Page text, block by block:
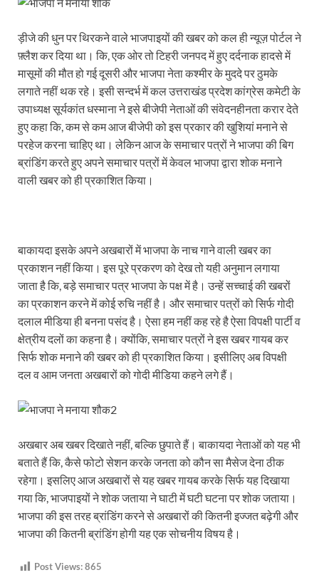
ड़ीजे की धुन पर थिरकने वाले भाजपाइयों की खबर को कल ही न्यूज़ पोर्टल ने
फ़्लैश कर दिया था। कि, एक ओर तो टिहरी जनपद में हुए दर्दनाक हादसे में
मासूमों की मौत हो गई दूसरी और भाजपा नेता कश्मीर के मुददे पर ठुमके
लगाते नहीं थक रहे। इसी सन्दर्भ में कल उत्तराखंड प्रदेश कांग्रेस कमेटी के
उपाध्यक्ष सूर्यकांत धस्माना ने इसे बीजेपी नेताओं की संवेदनहीनता करार देते
हुए कहा कि, कम से कम आज बीजेपी को इस प्रकार की खुशियां मनाने से
परहेज करना चाहिए था। लेकिन आज के समाचार पत्रों ने भाजपा की बिग
ब्रांडिंग करते हुए अपने समाचार पत्रों में केवल भाजपा द्वारा शोक मनाने
वाली खबर को ही प्रकाशित किया।
बाकायदा इसके अपने अखबारों में भाजपा के नाच गाने वाली खबर का
प्रकाशन नहीं किया। इस पूरे प्रकरण को देख तो यही अनुमान लगाया
जाता है कि, बड़े समाचार पत्र भाजपा के पक्ष में है। उन्हें सच्चाई की खबरों
का प्रकाशन करने में कोई रुचि नहीं है। और समाचार पत्रों को सिर्फ गोदी
दलाल मीडिया ही बनना पसंद है। ऐसा हम नहीं कह रहे है ऐसा विपक्षी पार्टी व
क्षेत्रीय दलों का कहना है। क्योंकि, समाचार पत्रों ने इस खबर गायब कर
सिर्फ शोक मनाने की खबर को ही प्रकाशित किया। इसीलिए अब विपक्षी
दल व आम जनता अखबारों को गोदी मीडिया कहने लगे हैं।
अखबार अब खबर दिखाते नहीं, बल्कि छुपाते हैं। बाकायदा नेताओं को यह भी
बताते हैं कि, कैसे फोटो सेशन करके जनता को कौन सा मैसेज देना ठीक
रहेगा। इसलिए आज अखबारों से यह खबर गायब करके सिर्फ यह दिखाया
गया कि, भाजपाइयों ने शोक जताया ने घाटी में घटी घटना पर शोक जताया।
भाजपा की इस तरह ब्रांडिंग करने से अखबारों की कितनी इज्जत बढ़ेगी और
भाजपा की कितनी ब्रांडिंग होगी यह एक सोचनीय विषय है।
Post Views:865